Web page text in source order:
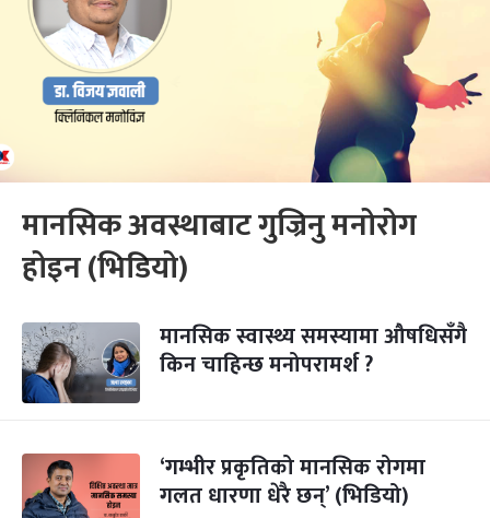
मानसिक अवस्थाबाट गुज्रिनु मनोरोग
होइन (भिडियो)
मानसिक स्वास्थ्य समस्यामा औषधिसँगै
किन चाहिन्छ मनोपरामर्श ?
‘गम्भीर प्रकृतिको मानसिक रोगमा
गलत धारणा धेरै छन्’ (भिडियो)